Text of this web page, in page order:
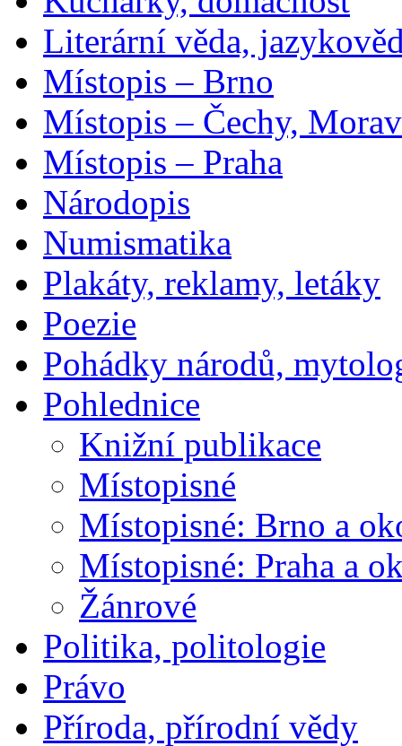
Literární věda,
Místopis – Brno
Místopis – Čechy,
Místopis – Praha
Národopis
Numismatika
Plakáty, reklamy, letáky
Poezie
Pohádky národů,
Pohlednice
Knižní publikace
Místopisné
Místopisné: Brno a
Místopisné: Praha a
Žánrové
Politika, politologie
Právo
Příroda, přírodní vědy